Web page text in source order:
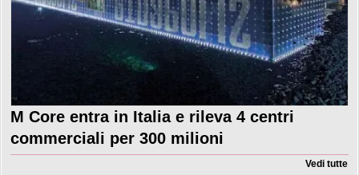
M Core entra in Italia e rileva 4 centri
commerciali per 300 milioni
Vedi tutte